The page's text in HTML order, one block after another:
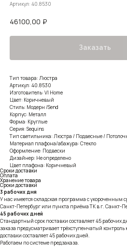
Артикул: 40.8530
46100,00 ₽
Заказать
Тип товара: Люстра
Артикул: 40.8530
Изготовитель: VI Home
Цвет: Коричневый
Стиль: Модерн /Send
Корпус: Металл
Форма: Круглые
Серия: Sequins
Тип светильника: Люстра / Подвесные /
Материал плафона/абажура: Стекло
Оформление: Подвески
Дизайнер: Не определено
Цвет плафона: Коричневый
Сроки доставки
Оплата
Хранение товара
Сроки доставки
3 рабочих дня
У нас имеется складская программа с укороченным
Санкт-Петербург или пункта приёма ТК в г. Санкт-
45 рабочих дней
Стандартный срок поставки составляет 45 рабочих
заказа предусматривает трёхступенчатый
доставки составляет 45 рабочих дней.
Работаем по системе предзаказа.